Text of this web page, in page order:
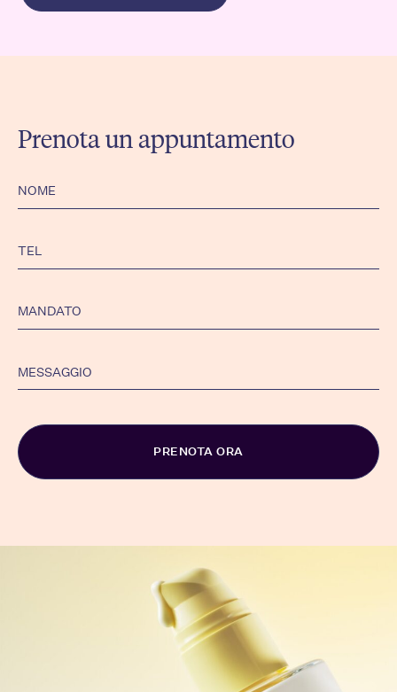
Prenota un appuntamento